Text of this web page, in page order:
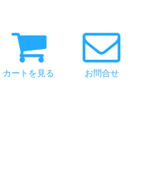
カートを見る お問合せ